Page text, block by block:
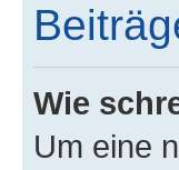
Wie
Um eine